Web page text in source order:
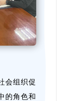
会组织促
的角色和